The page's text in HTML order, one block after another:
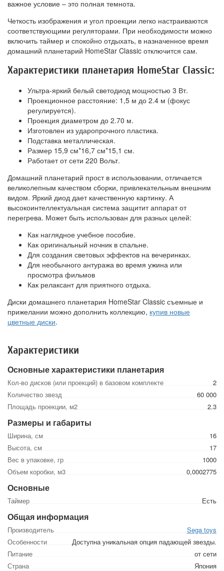
важное условие – это полная темнота.
Четкость изображения и угол проекции легко настраиваются
соответствующими регуляторами. При необходимости можно
включить таймер и спокойно отдыхать, в назначенное время
домашний планетарий HomeStar Classic отключится сам.
Характеристики планетария HomeStar Classic:
Ультра-яркий белый светодиод мощностью 3 Вт.
Проекционное расстояние: 1,5 м до 2.4 м (фокус
регулируется).
Проекция диаметром до 2.70 м.
Изготовлен из ударопрочного пластика.
Подставка металлическая.
Размер 15,9 см*16,7 см*15,1 см.
Работает от сети 220 Вольт.
Домашний планетарий прост в использовании, отличается
великолепным качеством сборки, привлекательным внешним
видом. Яркий диод дает качественную картинку. А
высокоинтеллектуальная система защитит аппарат от
перегрева. Может быть использован для разных целей:
Как наглядное учебное пособие.
Как оригинальный ночник в спальне.
Для создания световых эффектов на вечеринках.
Для необычного антуража во время ужина или
просмотра фильмов
Как релаксант для приятного отдыха.
Диски домашнего планетария HomeStar Classic съемные и
прижелании можно дополнить коллекцию, купив новые
цветные диски.
Характеристики
Основные характеристики планетария
Кол-во дисков (или проекций) в базовом комплекте
2
Количество звезд
60 000
Площадь проекции, м2
2.3
Размеры и габариты
Ширина, см
16
Высота, см
17
Вес в упаковке, гр
1000
Объем коробки, м3
0,0002775
Основные
Таймер Есть
Общая информация
Производитель
Sega toys
Особенности
Доступна уникальная опция падающей звезды.
Питание
от сети
Страна
Япония